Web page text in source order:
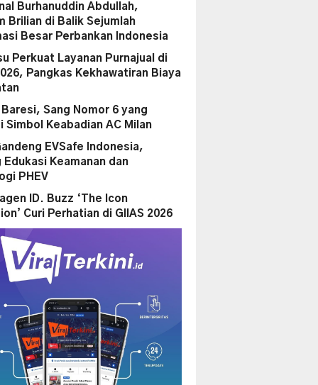
Burhanuddin Abdullah,
Brilian di Balik Sejumlah
Besar Perbankan Indonesia
Perkuat Layanan Purnajual di
Pangkas Kekhawatiran Biaya
Baresi, Sang Nomor 6 yang
Simbol Keabadian AC Milan
EVSafe Indonesia,
Edukasi Keamanan dan
PHEV
ID. Buzz ‘The Icon
Curi Perhatian di GIIAS 2026